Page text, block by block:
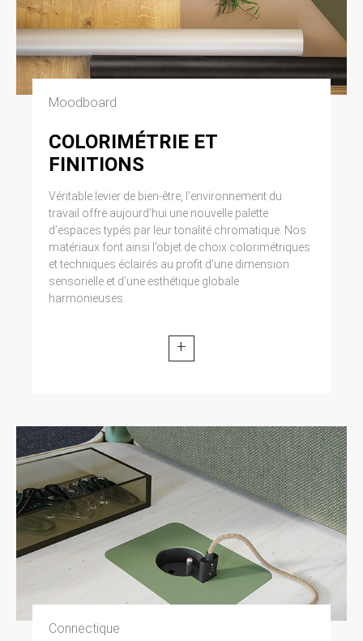
Moodboard
COLORIMÉTRIE ET
FINITIONS
Véritable levier de bien-être, l’environnement du
travail offre aujourd’hui une nouvelle palette
d’espaces typés par leur tonalité chromatique. Nos
matériaux font ainsi l’objet de choix colorimétriques
et techniques éclairés au profit d’une dimension
sensorielle et d’une esthétique globale
harmonieuses.
+
Connectique